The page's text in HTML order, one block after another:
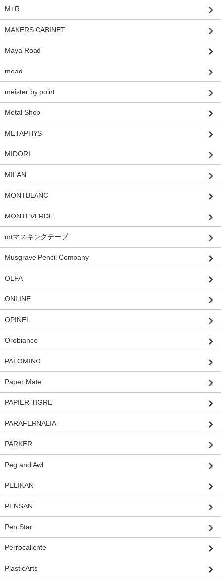
M+R
MAKERS CABINET
Maya Road
mead
meister by point
Metal Shop
METAPHYS
MIDORI
MILAN
MONTBLANC
MONTEVERDE
mtマスキングテープ
Musgrave Pencil Company
OLFA
ONLINE
OPINEL
Orobianco
PALOMINO
Paper Mate
PAPIER TIGRE
PARAFERNALIA
PARKER
Peg and Awl
PELIKAN
PENSAN
Pen Star
Perrocaliente
PlasticArts